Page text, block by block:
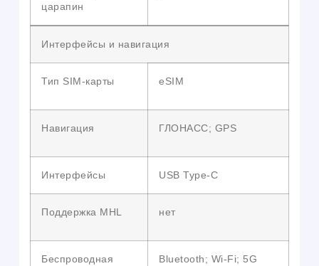
царапин
Интерфейсы и навигация
Тип SIM-карты eSIM
Навигация ГЛОНАСС; GPS
Интерфейсы USB Type-C
Поддержка MHL нет
Беспроводная
Bluetooth; Wi-Fi; 5G